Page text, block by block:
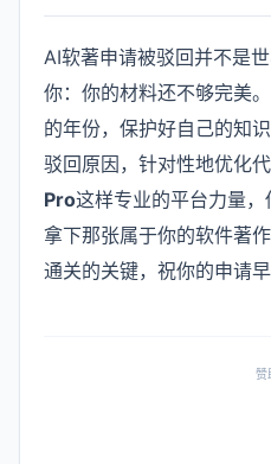
AI软著申请被驳回并不是
你：你的材料还不够完美
的年份，保护好自己的知
驳回原因，针对性地优化
Pro这样专业的平台力量
拿下那张属于你的软件著
通关的关键，祝你的申请早
赞